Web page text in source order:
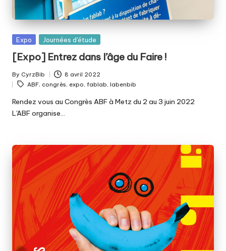
Posted
Expo Journées d'étude
[Expo] Entrez dans l’âge du Faire !
Posted
by
By CyrzBib 8 avril 2022
Tags:
ABF, congrès, expo, fablab, labenbib
Rendez vous au Congrès ABF à Metz du 2 au 3 juin 2022
L'ABF organise…